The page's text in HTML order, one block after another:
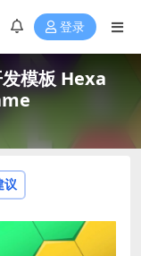
登录
模板 Hexa
议